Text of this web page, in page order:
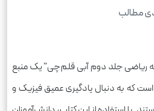
مطالب
ریاضی جلد دوم آبی قلم‌چی" یک منبع
است که به دنبال یادگیری عمیق فیزیک و